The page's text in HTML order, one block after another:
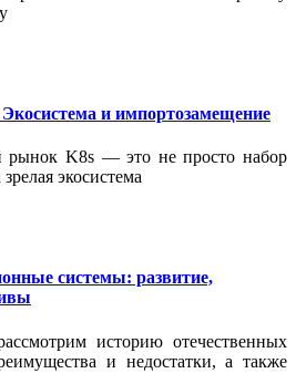
и импортозамещение
рынок K8s — это не просто набор
экосистема
системы: развитие,
историю отечественных
и недостатки, а также